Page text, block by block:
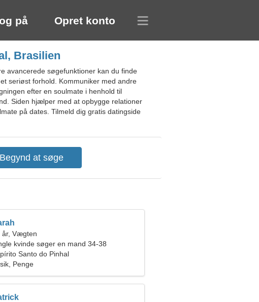
på Opret konto
Brasilien
avancerede søgefunktioner kan du finde
seriøst forhold. Kommuniker med andre
efter en soulmate i henhold til
Siden hjælper med at opbygge relationer
på dates. Tilmeld dig gratis datingside
år, Vægten
kvinde søger en mand 34-38
Santo do Pinhal
Penge